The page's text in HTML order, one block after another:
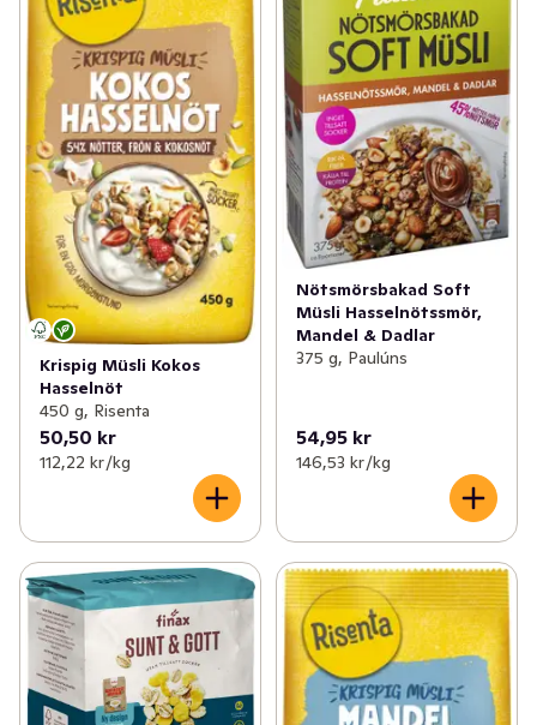
Krispig Müsli Kokos
Hasselnöt
450 g, Risenta
50,50 kr
112,22 kr /kg
Nötsmörsbakad Soft
Müsli Hasselnötssmör,
Mandel & Dadlar
375 g, Paulúns
54,95 kr
146,53 kr /kg